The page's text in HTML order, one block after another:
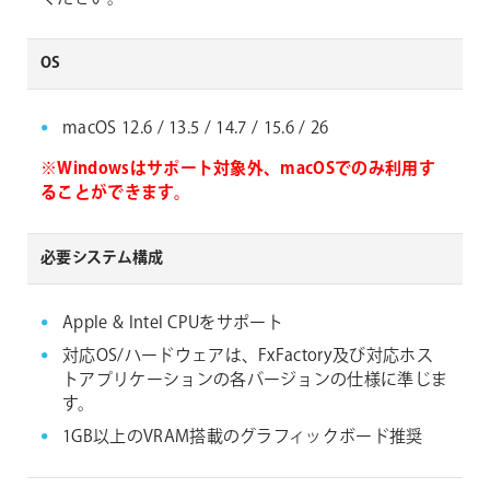
OS
macOS 12.6 / 13.5 / 14.7 / 15.6 / 26
※Windowsはサポート対象外、macOSでのみ利用す
ることができます。
必要システム構成
Apple & Intel CPUをサポート
対応OS/ハードウェアは、FxFactory及び対応ホス
トアプリケーションの各バージョンの仕様に準じま
す。
1GB以上のVRAM搭載のグラフィックボード推奨